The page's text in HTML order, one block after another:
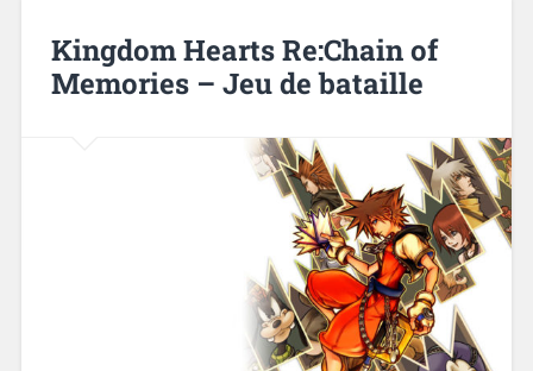
Kingdom Hearts Re:Chain of
Memories – Jeu de bataille